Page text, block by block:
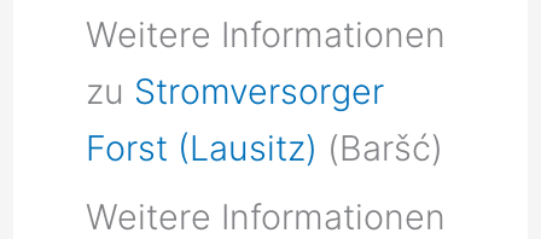
Weitere Informationen
zu Stromversorger
Forst (Lausitz) (Baršć)
Weitere Informationen